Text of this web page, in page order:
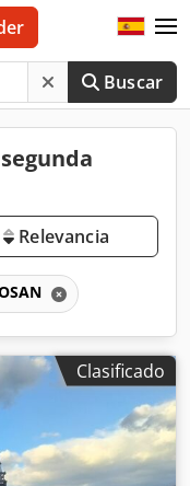
Buscar
Relevancia
Clasificado